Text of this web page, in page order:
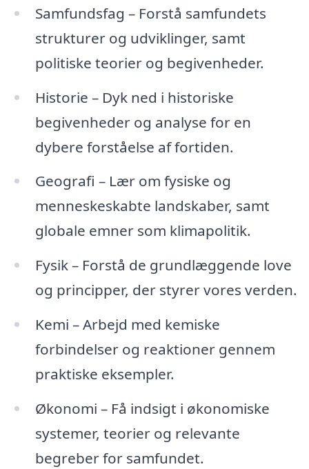
Samfundsfag – Forstå samfundets
strukturer og udviklinger, samt
politiske teorier og begivenheder.
Historie – Dyk ned i historiske
begivenheder og analyse for en
dybere forståelse af fortiden.
Geografi – Lær om fysiske og
menneskeskabte landskaber, samt
globale emner som klimapolitik.
Fysik – Forstå de grundlæggende love
og principper, der styrer vores verden.
Kemi – Arbejd med kemiske
forbindelser og reaktioner gennem
praktiske eksempler.
Økonomi – Få indsigt i økonomiske
systemer, teorier og relevante
begreber for samfundet.